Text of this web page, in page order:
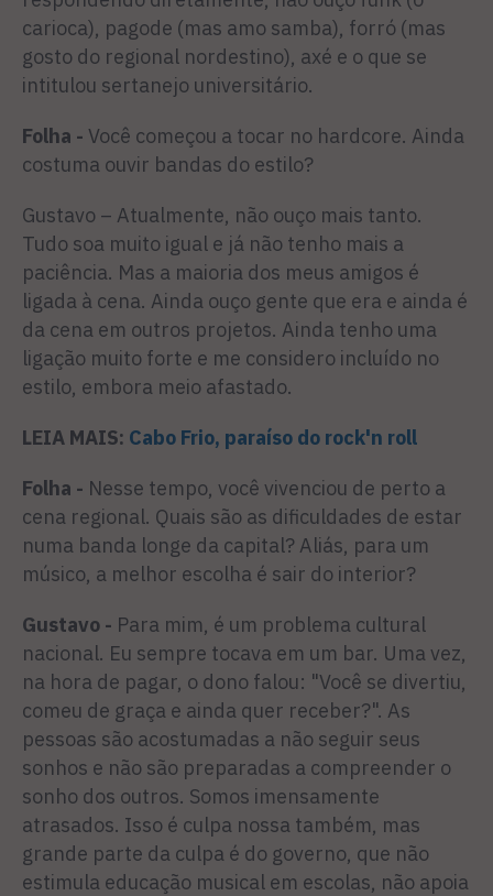
carioca), pagode (mas amo samba), forró (mas
gosto do regional nordestino), axé e o que se
intitulou sertanejo universitário.
Folha - Você começou a tocar no hardcore. Ainda
costuma ouvir bandas do estilo?
Gustavo – Atualmente, não ouço mais tanto.
Tudo soa muito igual e já não tenho mais a
paciência. Mas a maioria dos meus amigos é
ligada à cena. Ainda ouço gente que era e ainda é
da cena em outros projetos. Ainda tenho uma
ligação muito forte e me considero incluído no
estilo, embora meio afastado.
LEIA MAIS: Cabo Frio, paraíso do rock'n roll
Folha - Nesse tempo, você vivenciou de perto a
cena regional. Quais são as dificuldades de estar
numa banda longe da capital? Aliás, para um
músico, a melhor escolha é sair do interior?
Gustavo - Para mim, é um problema cultural
nacional. Eu sempre tocava em um bar. Uma vez,
na hora de pagar, o dono falou: "Você se divertiu,
comeu de graça e ainda quer receber?". As
pessoas são acostumadas a não seguir seus
sonhos e não são preparadas a compreender o
sonho dos outros. Somos imensamente
atrasados. Isso é culpa nossa também, mas
grande parte da culpa é do governo, que não
estimula educação musical em escolas, não apoia